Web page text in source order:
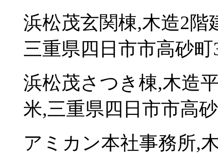
浜松茂玄関棟,木造2階
三重県四日市市高砂町
浜松茂さつき棟,木造
米,三重県四日市市高
アミカン本社事務所,